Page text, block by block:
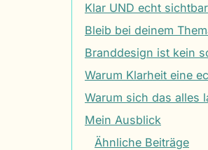
Klar UND echt
Bleib bei deinem
Branddesign ist kein
Warum Klarheit eine
Warum sich das alles
Mein Ausblick
Ähnliche Beiträge